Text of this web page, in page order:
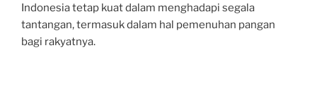
Indonesia tetap kuat dalam menghadapi segala
tantangan, termasuk dalam hal pemenuhan pangan
bagi rakyatnya.